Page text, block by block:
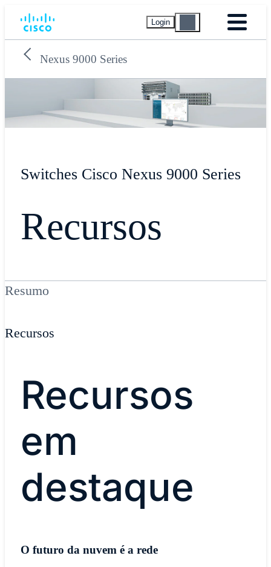
Login
Nexus 9000 Series
Switches Cisco Nexus 9000 Series
Recursos
Resumo
Recursos
Recursos
em
destaque
O futuro da nuvem é a rede